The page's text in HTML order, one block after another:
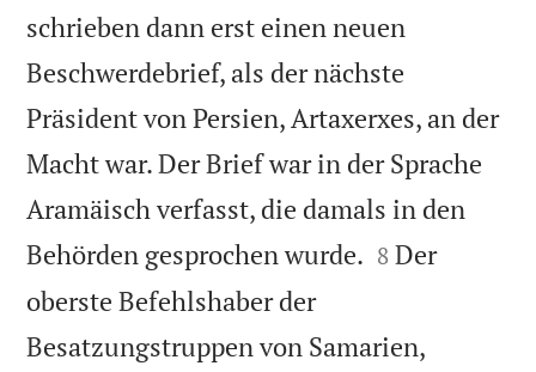
schrieben dann erst einen neuen
Beschwerdebrief, als der nächste
Präsident von Persien, Artaxerxes, an der
Macht war. Der Brief war in der Sprache
Aramäisch verfasst, die damals in den
Behörden gesprochen wurde. 

8 Der
oberste Befehlshaber der
Besatzungstruppen von Samarien,